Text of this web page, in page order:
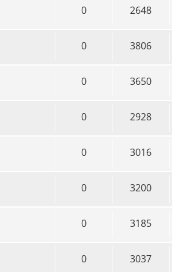
0 2648
0 3806
0 3650
0 2928
0 3016
0 3200
0 3185
0 3037